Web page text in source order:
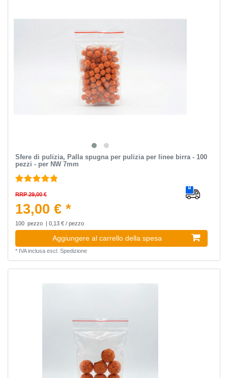
Sfere di pulizia, Palla spugna per pulizia per linee birra - 100
pezzi - per NW 7mm
RRP 29,00 €
13,00 € *
100 pezzo | 0,13 € / pezzo
Aggiungere al carrello della spesa
* IVA inclusaescl. Spedizione